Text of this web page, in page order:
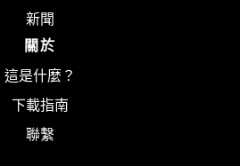
新聞
關於
這是什麼？
下載指南
聯繫